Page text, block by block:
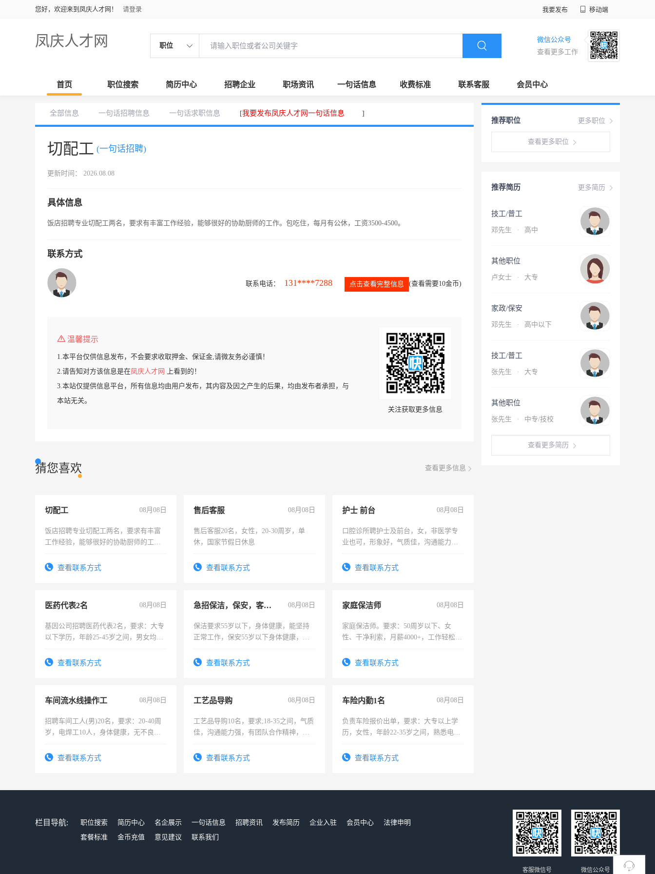
您好，欢迎来到凤庆人才网！ 请登录 我要发布 移动端
凤庆人才网 职位
微信公众号
查看更多工作
首页 职位搜索 简历中心 招聘企业 职场资讯 一句话信息 收费标准 联系客服 会员中心
全部信息 一句话招聘信息 一句话求职信息 [我要发布凤庆人才网一句话信息 ]
切配工 (一句话招聘)
更新时间： 2026.08.08
具体信息
饭店招聘专业切配工两名，要求有丰富工作经验，能够很好的协助厨师的工作。包吃住，每月有公休，工资3500-4500。
联系方式
联系电话： 131****7288 点击查看完整信息 (查看需要10金币)
温馨提示
1.本平台仅供信息发布，不会要求收取押金、保证金,请微友务必谨慎！
2.请告知对方该信息是在凤庆人才网
上看到的！
3.本站仅提供信息平台，所有信息均由用户发布，其内容及因之产生的后果，均由发布者承担，与
本站无关。
关注获取更多信息
猜您喜欢 查看更多信息
切配工 08月08日
饭店招聘专业切配工两名，要求有丰富
工作经验，能够很好的协助厨师的工
4500。查看联系方式
售后客服 08月08日
售后客服20名，女性，20-30周岁，单
休，国家节假日休息
查看联系方式
护士 前台 08月08日
口腔诊所聘护士及前台，女，非医学专
业也可，形象好，气质佳，沟通能力
查看联系方式
医药代表2名 08月08日
基因公司招聘医药代表2名，要求：大专
以下学历，年龄25-45岁之间，男女均
表或者有医学资质的优先，底薪+绩效，
查看联系方式
急招保洁，保安，客服，工程 08月08日
保洁要求55岁以下，身体健康，能坚持
正常工作，保安55岁以下身体健康，有
录，客服要求45岁以下高中以上文化，
查看联系方式
家庭保洁师 08月08日
家庭保洁师。要求：50周岁以下、女
性、干净利索，月薪4000+，工作轻松，
太太等。查看联系方式
车间流水线操作工 08月08日
招聘车间工人(男)20名，要求：20-40周
岁，电焊工10人，身体健康，无不良嗜
宿，免费发放劳保用品，两班倒，每月
查看联系方式
工艺品导购 08月08日
工艺品导购10名，要求;18-35之间，气质
佳，沟通能力强，有团队合作精神，有
查看联系方式
车险内勤1名 08月08日
负责车险报价出单，要求：大专以上学
历，女性，年龄22-35岁之间，熟悉电脑
试用期1-3个月，转正后交纳五险，
查看联系方式
更多职位
推荐职位
查看更多职位
更多简历
推荐简历
技工/普工
邓先生 · 高中
其他职位
卢女士 · 大专
家政/保安
邓先生 · 高中以下
技工/普工
张先生 · 大专
其他职位
张先生 · 中专/技校
查看更多简历
栏目导航: 职位搜索 简历中心 名企展示 一句话信息 招聘资讯 发布简历 企业入驻 会员中心
法律申明
套餐标准
金币充值 意见建议 联系我们
微信公众号
客服微信号